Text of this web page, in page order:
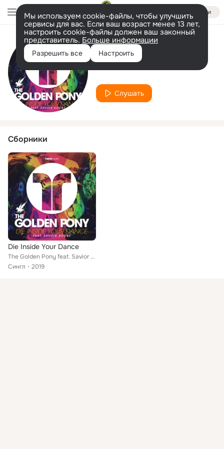
Войти
Мы используем cookie-файлы, чтобы улучшить
сервисы для вас. Если ваш возраст менее 13 лет,
настроить cookie-файлы должен ваш законный
представитель. Больше информации
Разрешить все Настроить
Исполнитель
Savior Adore
Слушать
Сборники
Die Inside Your Dance
The Golden Pony feat. Savior Adore
Сингл
2019